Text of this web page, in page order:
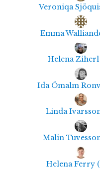
Veroniqa
Emma
Helena Ziherl
Ida Ömalm
Linda
Malin
Helena Ferry (